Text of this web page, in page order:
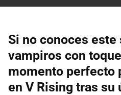
Si no conoces este
vampiros con
momento perfecto
en V Rising tras su